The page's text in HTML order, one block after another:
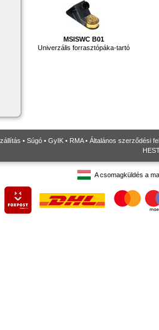
MSISWC B01
Univerzális forrasztópáka-tartó
• Súgó • GyIK • RMA• Általános szerződési
A csomagküldés a